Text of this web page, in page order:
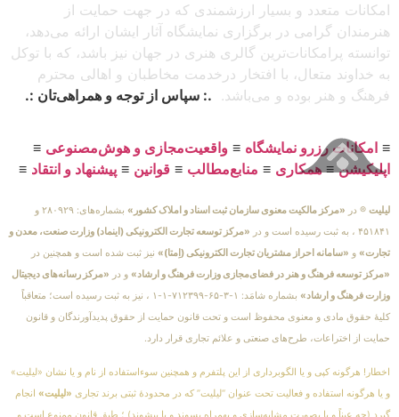
امکانات متعدد و بسیار ارزشمندی که در جهت حمایت از
هنرمندان گرامی در برگزاری نمایشگاه آثار ایشان ارائه می‌دهد،
توانسته پرامکانات‌ترین گالری هنری در جهان نیز باشد، که با توکل
به خداوند متعال، با افتخار درخدمت مخاطبان و اهالی محترم
فرهنگ و هنر بوده و می‌باشد. .: سپاس از توجه و همراهی‌تان :.
≡ امکانات رزرو نمایشگاه ≡ واقعیت‌مجازی و هوش‌مصنوعی ≡
اپلیکیشن≡همکاری ≡ منابع‌مطالب ≡ قوانین ≡ پیشنهاد و انتقاد ≡
لیلیت ® در «مرکز مالکیت معنوی سازمان ثبت اسناد و املاک کشور»
بشماره‌های: ۲۸۰۹۲۹ و
۴۵۱۸۴۱ ، به ثبت رسیده است و در
«مرکز توسعه تجارت الکترونیکی (اینماد) وزارت صنعت، معدن و
تجارت» و «سامانه احراز مشتریان تجارت الکترونیکی (اِمتا)» نیز ثبت شده است و همچنین در
«مرکز توسعه فرهنگ و هنر در فضای‌مجازی وزارت فرهنگ و ارشاد» و در «مرکز رسانه‌های دیجیتال
وزارت فرهنگ و ارشاد»
بشماره شامَد: ۱-۳-۶۵-۷۱۲۳۹۹-۱-۱ ، نیز به ثبت رسیده است؛ متعاقباً
کلیهٔ حقوق مادی و معنوی محفوظ است و تحت قانون حمایت از حقوق پدیدآورندگان و قانون
حمایت از اختراعات، طرح‌های صنعتی و علائم تجاری قرار دارد.
اخطار! هرگونه کپی و یا الگوبرداری از این پلتفرم و همچنین سوءاستفاده از نام و یا نشان «لیلیت»
و یا هرگونه استفاده و فعالیت تحت عنوان “لیلیت” که در محدودهٔ ثبتی برند تجاری «لیلیت» انجام